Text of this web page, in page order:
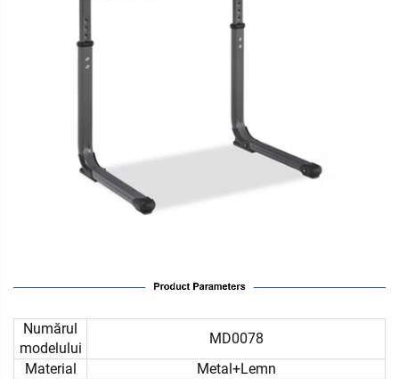
Numărul
modelului
MD0078
Material
Metal+Lemn